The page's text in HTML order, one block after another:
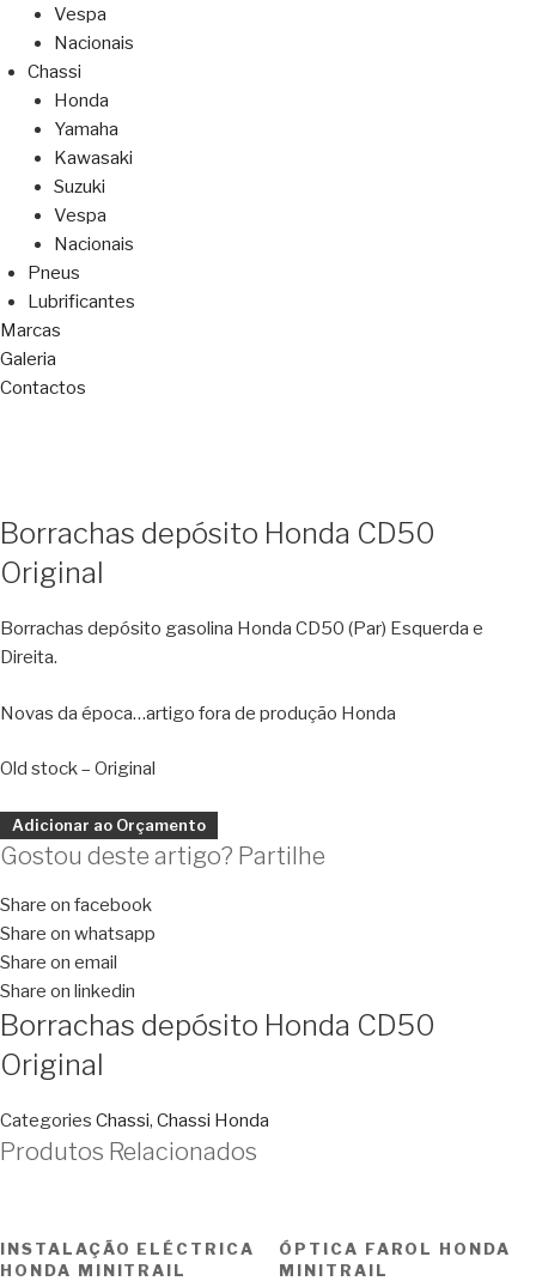
Vespa
Nacionais
Chassi
Honda
Yamaha
Kawasaki
Suzuki
Vespa
Nacionais
Pneus
Lubrificantes
Marcas
Galeria
Contactos
Borrachas depósito Honda CD50
Original
Borrachas depósito gasolina Honda CD50 (Par) Esquerda e
Direita.
Novas da época…artigo fora de produção Honda
Old stock – Original
Adicionar ao Orçamento
Gostou deste artigo? Partilhe
Share on facebook
Share on whatsapp
Share on email
Share on linkedin
Borrachas depósito Honda CD50
Original
Categories Chassi, Chassi Honda
Produtos Relacionados
INSTALAÇÃO ELÉCTRICA
HONDA MINITRAIL
ÓPTICA FAROL HONDA
MINITRAIL